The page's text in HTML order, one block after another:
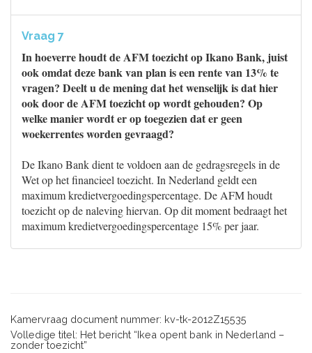
Vraag 7
In hoeverre houdt de AFM toezicht op Ikano Bank, juist
ook omdat deze bank van plan is een rente van 13% te
vragen? Deelt u de mening dat het wenselijk is dat hier
ook door de AFM toezicht op wordt gehouden? Op
welke manier wordt er op toegezien dat er geen
woekerrentes worden gevraagd?
De Ikano Bank dient te voldoen aan de gedragsregels in de
Wet op het financieel toezicht. In Nederland geldt een
maximum kredietvergoedingspercentage. De AFM houdt
toezicht op de naleving hiervan. Op dit moment bedraagt het
maximum kredietvergoedingspercentage 15% per jaar.
Kamervraag document nummer: kv-tk-2012Z15535
Volledige titel: Het bericht “Ikea opent bank in Nederland –
zonder toezicht”